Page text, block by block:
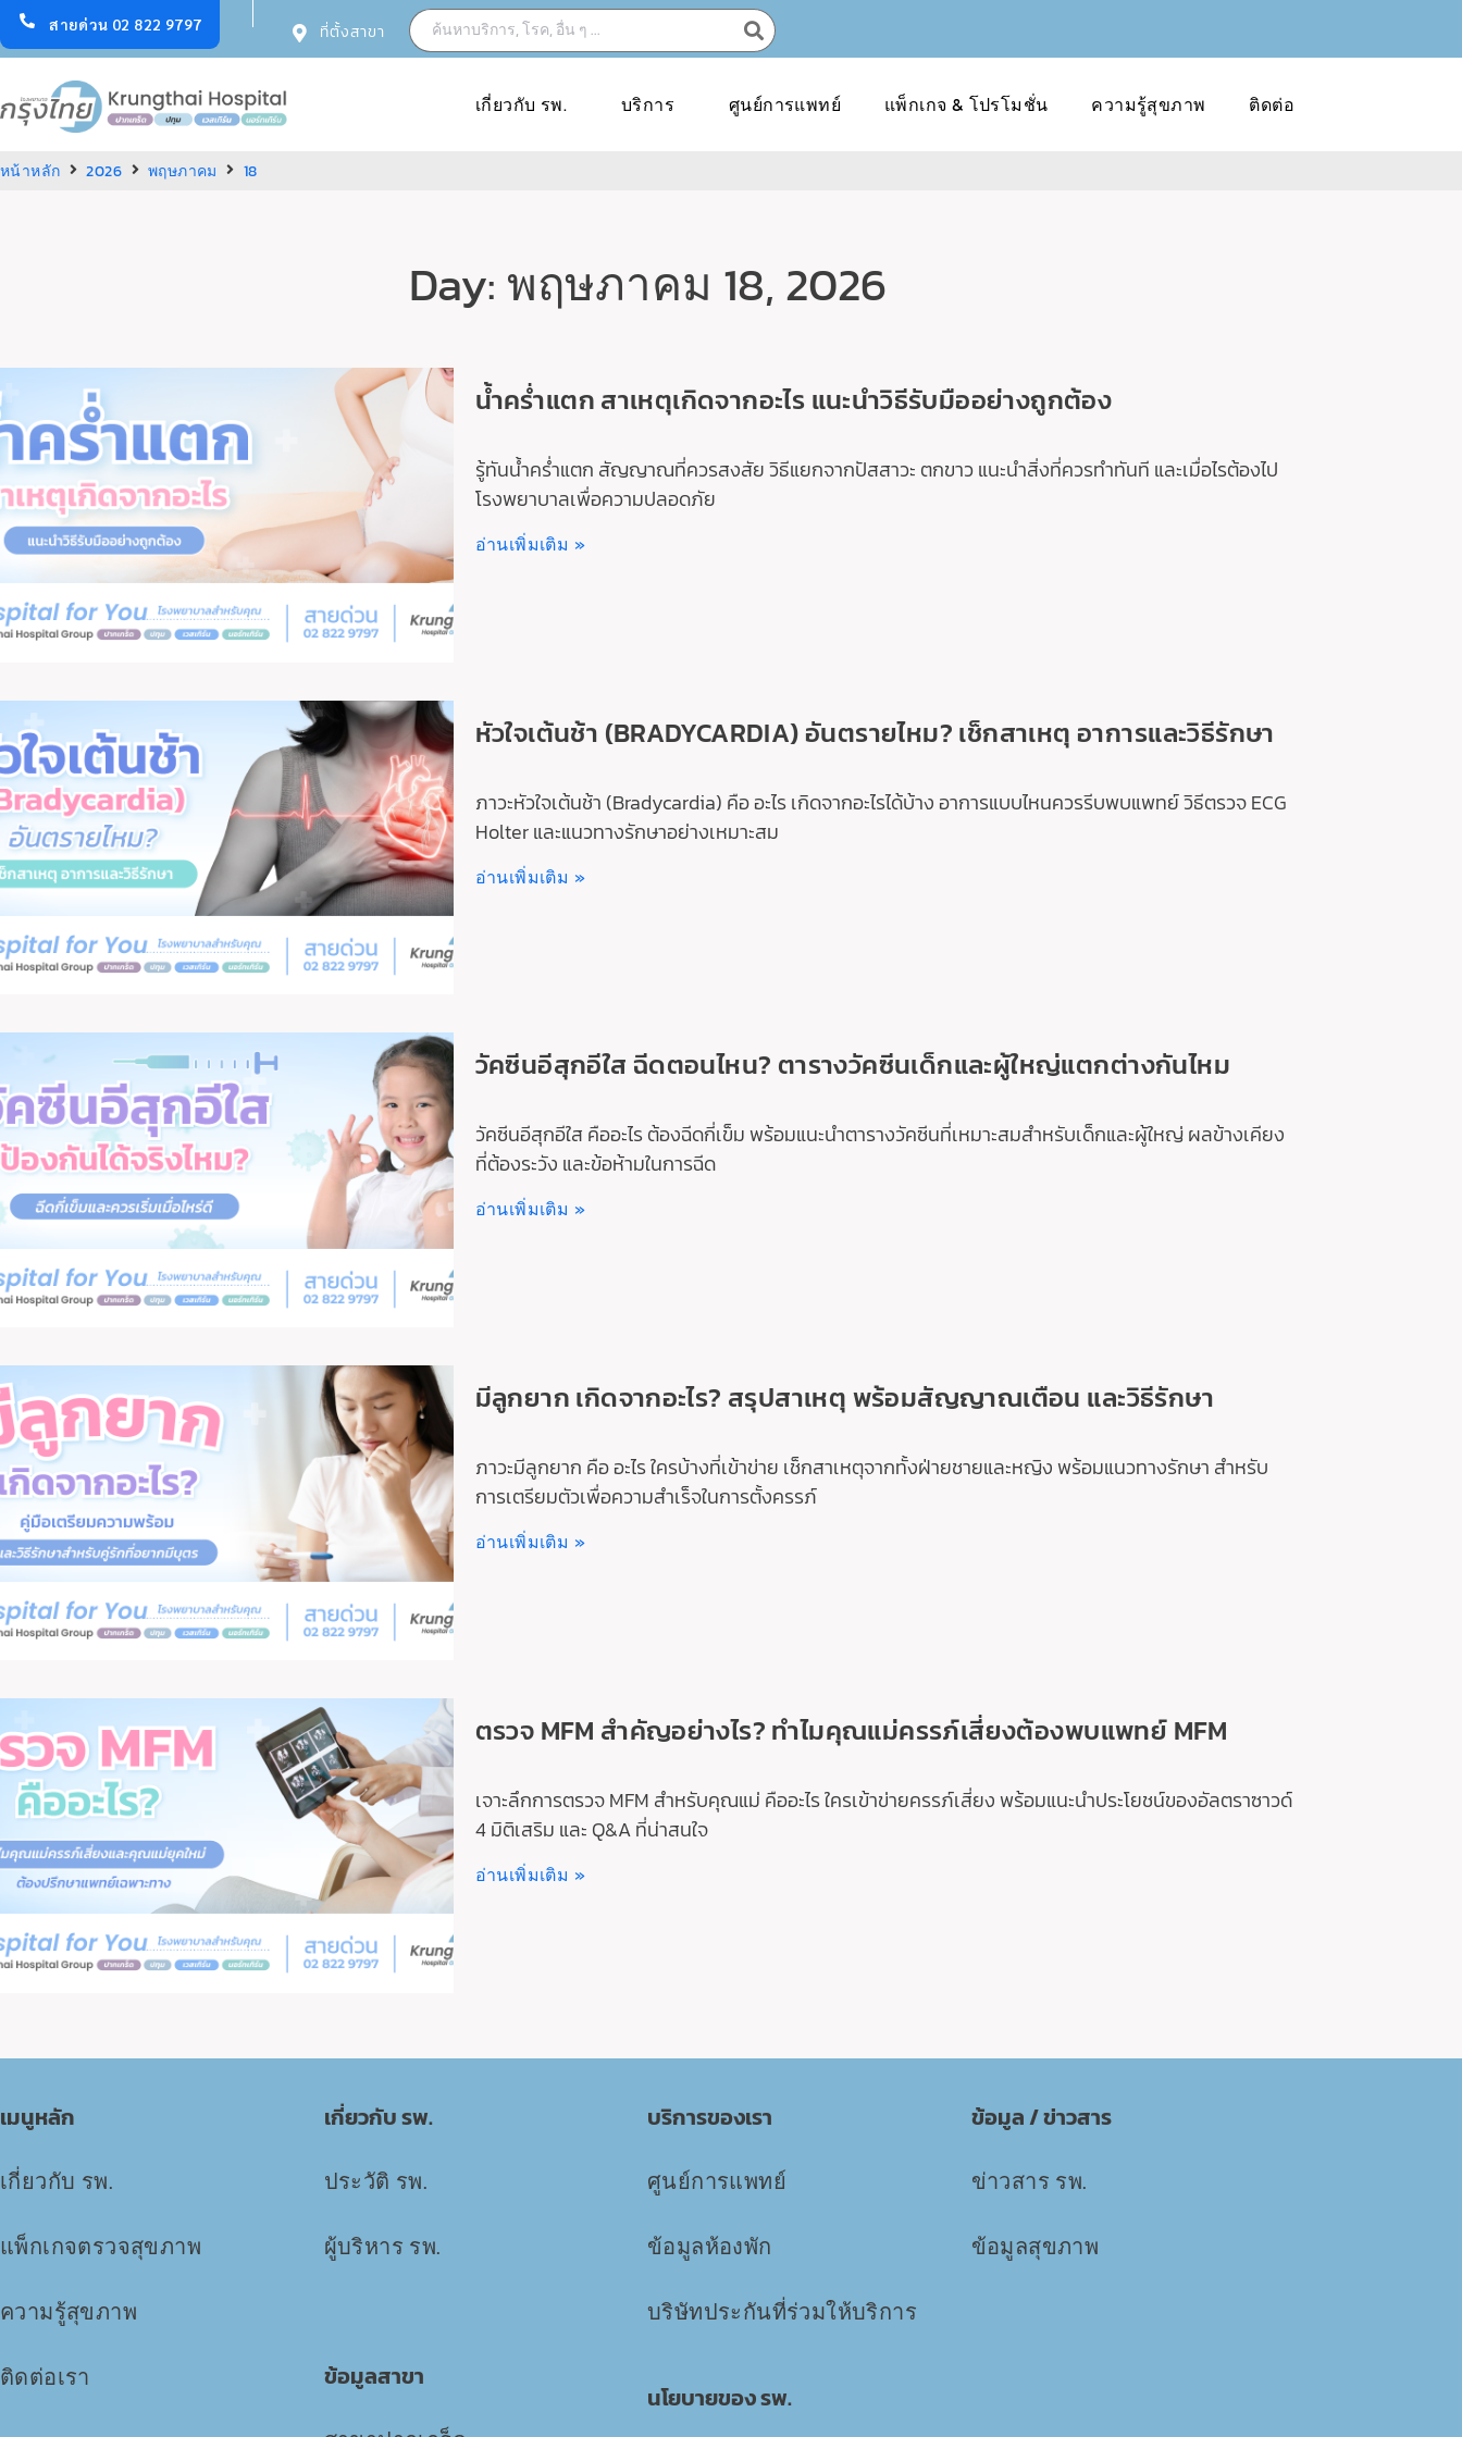
สายด่วน 02 822 9797 ที่ตั้งสาขา
เกี่ยวกับ รพ. บริการ ศูนย์การแพทย์ แพ็กเกจ & โปรโมชั่น ความรู้สุขภาพ ติดต่อ
หน้าหลัก 2026 พฤษภาคม 18
Day: พฤษภาคม 18, 2026
น้ำคร่ำแตก สาเหตุเกิดจากอะไร แนะนำวิธีรับมืออย่างถูกต้อง
รู้ทันน้ำคร่ำแตก สัญญาณที่ควรสงสัย วิธีแยกจากปัสสาวะ ตกขาว แนะนำสิ่งที่ควรทำทันที และเมื่อไรต้องไป
โรงพยาบาลเพื่อความปลอดภัย
อ่านเพิ่มเติม »
หัวใจเต้นช้า (BRADYCARDIA) อันตรายไหม? เช็กสาเหตุ อาการและวิธีรักษา
ภาวะหัวใจเต้นช้า (Bradycardia) คือ อะไร เกิดจากอะไรได้บ้าง อาการแบบไหนควรรีบพบแพทย์ วิธีตรวจ ECG
Holter และแนวทางรักษาอย่างเหมาะสม
อ่านเพิ่มเติม »
วัคซีนอีสุกอีใส ฉีดตอนไหน? ตารางวัคซีนเด็กและผู้ใหญ่แตกต่างกันไหม
วัคซีนอีสุกอีใส คืออะไร ต้องฉีดกี่เข็ม พร้อมแนะนำตารางวัคซีนที่เหมาะสมสำหรับเด็กและผู้ใหญ่ ผลข้างเคียง
ที่ต้องระวัง และข้อห้ามในการฉีด
อ่านเพิ่มเติม »
มีลูกยาก เกิดจากอะไร? สรุปสาเหตุ พร้อมสัญญาณเตือน และวิธีรักษา
ภาวะมีลูกยาก คือ อะไร ใครบ้างที่เข้าข่าย เช็กสาเหตุจากทั้งฝ่ายชายและหญิง พร้อมแนวทางรักษา สำหรับ
การเตรียมตัวเพื่อความสำเร็จในการตั้งครรภ์
อ่านเพิ่มเติม »
ตรวจ MFM สำคัญอย่างไร? ทำไมคุณแม่ครรภ์เสี่ยงต้องพบแพทย์ MFM
เจาะลึกการตรวจ MFM สำหรับคุณแม่ คืออะไร ใครเข้าข่ายครรภ์เสี่ยง พร้อมแนะนำประโยชน์ของอัลตราซาวด์
4 มิติเสริม และ Q&A ที่น่าสนใจ
อ่านเพิ่มเติม »
เมนูหลัก
เกี่ยวกับ รพ.
แพ็กเกจตรวจสุขภาพ
ความรู้สุขภาพ
ติดต่อเรา
เกี่ยวกับ รพ.
ประวัติ รพ.
ผู้บริหาร รพ.
ข้อมูลสาขา
บริการของเรา
ศูนย์การแพทย์
ข้อมูลห้องพัก
บริษัทประกันที่ร่วมให้บริการ
นโยบายของ รพ.
ข้อมูล / ข่าวสาร
ข่าวสาร รพ.
ข้อมูลสุขภาพ